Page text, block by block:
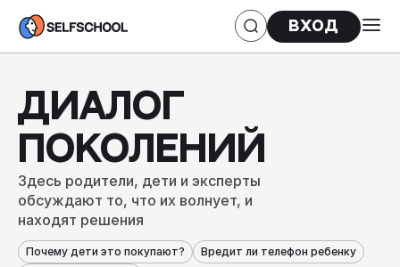
Вход
ДИАЛОГ
ПОКОЛЕНИЙ
Здесь родители, дети и эксперты
обсуждают то, что их волнует, и
находят решения
Почему дети это покупают?
Вредит ли телефон ребенку